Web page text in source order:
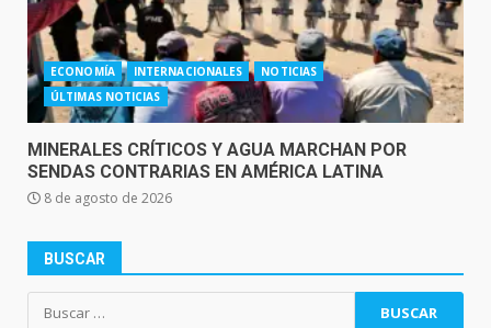
ECONOMÍA INTERNACIONALES
NOTICIAS
ÚLTIMAS NOTICIAS
MINERALES CRÍTICOS Y AGUA MARCHAN POR
SENDAS CONTRARIAS EN AMÉRICA LATINA
8 de agosto de 2026
BUSCAR
Buscar: